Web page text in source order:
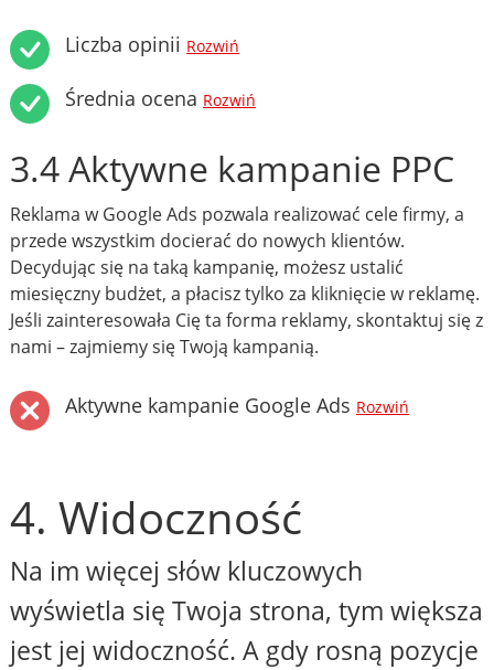
Liczba opinii Rozwiń
Średnia ocena Rozwiń
3.4 Aktywne kampanie PPC
Reklama w Google Ads pozwala realizować cele firmy, a
przede wszystkim docierać do nowych klientów.
Decydując się na taką kampanię, możesz ustalić
miesięczny budżet, a płacisz tylko za kliknięcie w reklamę.
Jeśli zainteresowała Cię ta forma reklamy, skontaktuj się z
nami – zajmiemy się Twoją kampanią.
Aktywne kampanie Google Ads Rozwiń
4. Widoczność
Na im więcej słów kluczowych
wyświetla się Twoja strona, tym większa
jest jej widoczność. A gdy rosną pozycje